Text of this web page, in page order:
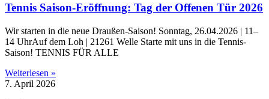
Tennis Saison-Eröffnung: Tag der Offenen Tür 2026
Wir starten in die neue Draußen-Saison! Sonntag, 26.04.2026 | 11–
14 UhrAuf dem Loh | 21261 Welle Starte mit uns in die Tennis-
Saison! TENNIS FÜR ALLE
Weiterlesen »
7. April 2026